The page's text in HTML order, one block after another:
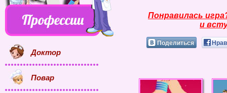
Понравилась
и
Поделиться
Доктор
Повар